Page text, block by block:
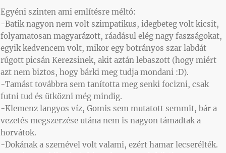
Egyéni szinten ami említésre méltó:
-Batik nagyon nem volt szimpatikus, idegbeteg volt kicsit,
folyamatosan magyarázott, ráadásul elég nagy faszságokat,
egyik kedvencem volt, mikor egy botrányos szar labdát
rúgott picsán Kerezsinek, akit aztán lebaszott (hogy miért
azt nem biztos, hogy bárki meg tudja mondani :D).
-Tamást továbbra sem tanította meg senki focizni, csak
futni tud és ütközni még mindig.
-Klemenz langyos víz, Gomis sem mutatott semmit, bár a
vezetés megszerzése utána nem is nagyon támadtak a
horvátok.
-Dokának a szemével volt valami, ezért hamar lecserélték.